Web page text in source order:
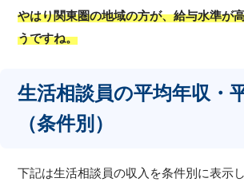
やはり関東圏の地域の方が、給与水準が
うですね。
生活相談員の平均年収・
（条件別）
下記は生活相談員の収入を条件別に表示